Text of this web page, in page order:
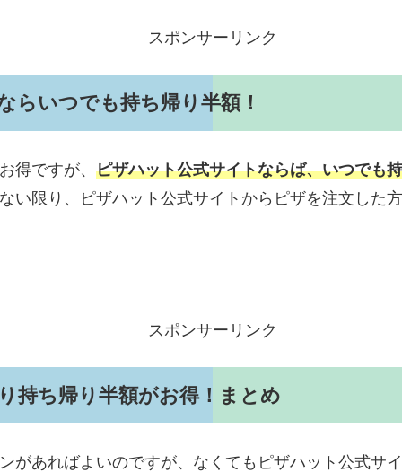
スポンサーリンク
らいつでも持ち帰り半額！
得ですが、 ピザハット公式サイトならば、いつでも
い限り、ピザハット公式サイトからピザを注文した
スポンサーリンク
持ち帰り半額がお得！まとめ
があればよいのですが、なくてもピザハット公式サ